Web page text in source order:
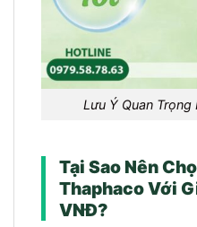
Lưu Ý Quan Trọng
Tại Sao Nên
Thaphaco Với
VNĐ?